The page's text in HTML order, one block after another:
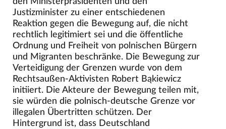
Justizminister zu einer entschiedenen
Reaktion gegen die Bewegung auf, die nicht
rechtlich legitimiert sei und die öffentliche
Ordnung und Freiheit von polnischen Bürgern
und Migranten beschränke. Die Bewegung zur
Verteidigung der Grenzen wurde von dem
Rechtsaußen-Aktivisten Robert Bąkiewicz
initiiert. Die Akteure der Bewegung teilen mit,
sie würden die polnisch-deutsche Grenze vor
illegalen Übertritten schützen. Der
Hintergrund ist, dass Deutschland